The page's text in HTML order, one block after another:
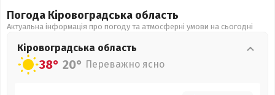
Погода Кіровоградська область
Актуальна інформація про погоду та атмосферні умови на сьогодні
Кіровоградська область
38° 20° Переважно ясно